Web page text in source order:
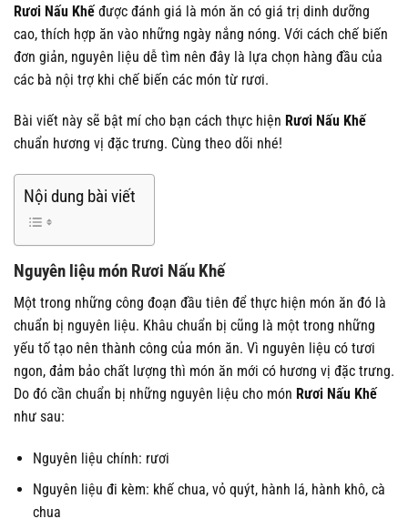
Rươi Nấu Khếđược đánh giá là món ăn có giá trị dinh dưỡng
cao, thích hợp ăn vào những ngày nắng nóng. Với cách chế biến
đơn giản, nguyên liệu dễ tìm nên đây là lựa chọn hàng đầu của
các bà nội trợ khi chế biến các món từ rươi.
Bài viết này sẽ bật mí cho bạn cách thực hiện Rươi Nấu Khế
chuẩn hương vị đặc trưng. Cùng theo dõi nhé!
Nội dung bài viết
Nguyên liệu món Rươi Nấu Khế
Một trong những công đoạn đầu tiên để thực hiện món ăn đó là
chuẩn bị nguyên liệu. Khâu chuẩn bị cũng là một trong những
yếu tố tạo nên thành công của món ăn. Vì nguyên liệu có tươi
ngon, đảm bảo chất lượng thì món ăn mới có hương vị đặc trưng.
Do đó cần chuẩn bị những nguyên liệu cho món Rươi Nấu Khế
như sau:
Nguyên liệu chính: rươi
Nguyên liệu đi kèm: khế chua, vỏ quýt, hành lá, hành khô, cà
chua